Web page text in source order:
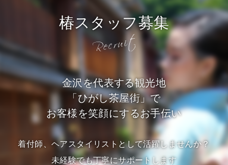
椿スタッフ募集
金沢を代表する観光地
「ひがし茶屋街」で
お客様を笑顔にするお手伝い
着付師、ヘアスタイリストとして活躍しませんか？
未経験でも丁寧にサポートします